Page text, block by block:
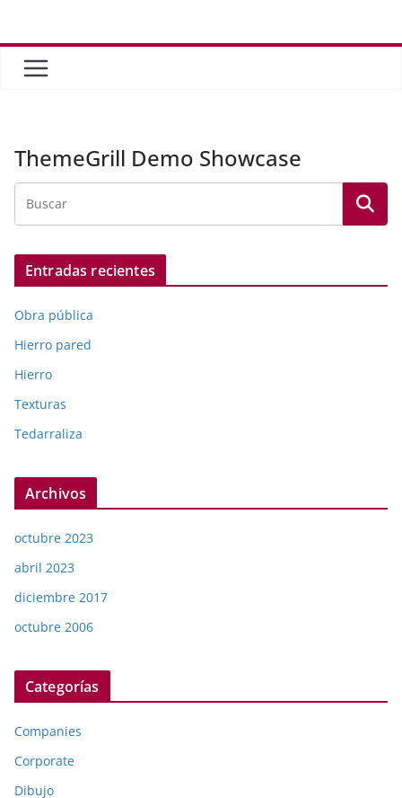
contenido
ThemeGrill Demo Showcase
Entradas recientes
Obra pública
Hierro pared
Hierro
Texturas
Tedarraliza
Archivos
octubre 2023
abril 2023
diciembre 2017
octubre 2006
Categorías
Companies
Corporate
Dibujo